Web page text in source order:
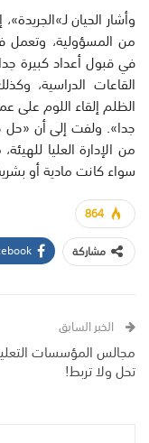
وأشار الحيان
من المسؤولية، وتعمل
في قبول أعداد كبيرة
القاعات الدراسية،
الظلم إلقاء اللوم على
جدا». ولفت إلى أن «حل
من الإدارة العليا
سواء كانت مادية أو
864
مشاركة
الخبر السابق
مجالس المؤسسات
تحل ولا تربط!